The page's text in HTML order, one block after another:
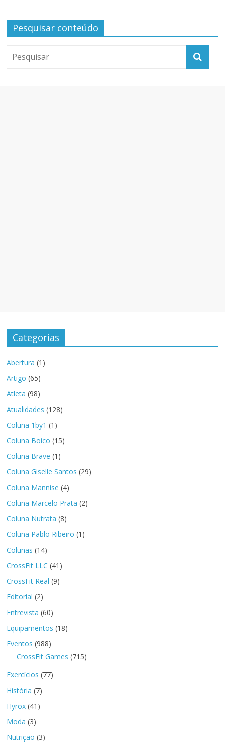
Pesquisar conteúdo
Categorias
Abertura (1)
Artigo (65)
Atleta (98)
Atualidades (128)
Coluna 1by1 (1)
Coluna Boico (15)
Coluna Brave (1)
Coluna Giselle Santos (29)
Coluna Mannise (4)
Coluna Marcelo Prata (2)
Coluna Nutrata (8)
Coluna Pablo Ribeiro (1)
Colunas (14)
CrossFit LLC (41)
CrossFit Real (9)
Editorial (2)
Entrevista (60)
Equipamentos (18)
Eventos (988)
CrossFit Games (715)
Exercícios (77)
História (7)
Hyrox (41)
Moda (3)
Nutrição (3)